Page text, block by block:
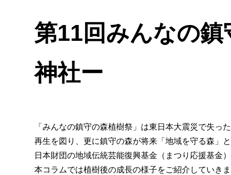
第11回みんなの
神社ー
「みんなの鎮守の森植樹祭」は東日本大震災で失
再生を図り、更に鎮守の森が将来「地域を守る森」
日本財団の地域伝統芸能復興基金（まつり応援基金
本コラムでは植樹後の成長の様子をご紹介していきま